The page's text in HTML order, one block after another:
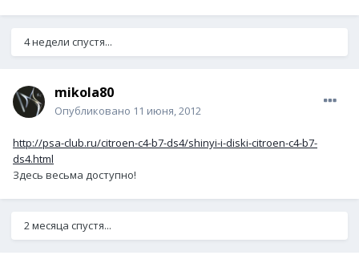
4 недели спустя...
mikola80
Опубликовано 11 июня, 2012
http://psa-club.ru/citroen-c4-b7-ds4/shinyi-i-diski-citroen-c4-b7-
ds4.html
Здесь весьма доступно!
2 месяца спустя...